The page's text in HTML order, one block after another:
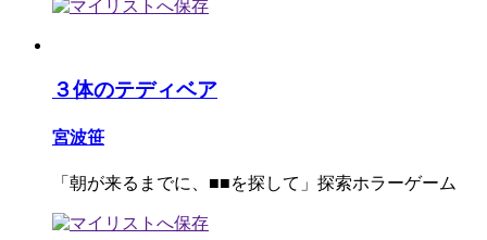
３体のテディベア
宮波笹
「朝が来るまでに、■■を探して」探索ホラーゲーム